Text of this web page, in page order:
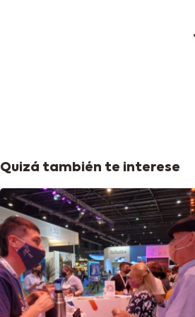
Quizá también te interese